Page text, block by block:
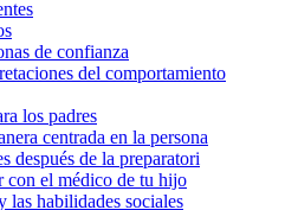
de confianza
del comportamiento
los padres
centrada en la persona
después de la preparatori
con el médico de tu hijo
las habilidades sociales